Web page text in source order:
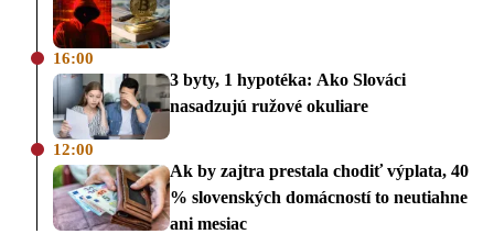
16:00
3 byty, 1 hypotéka: Ako Slováci
nasadzujú ružové okuliare
12:00
Ak by zajtra prestala chodiť výplata, 40
% slovenských domácností to neutiahne
ani mesiac